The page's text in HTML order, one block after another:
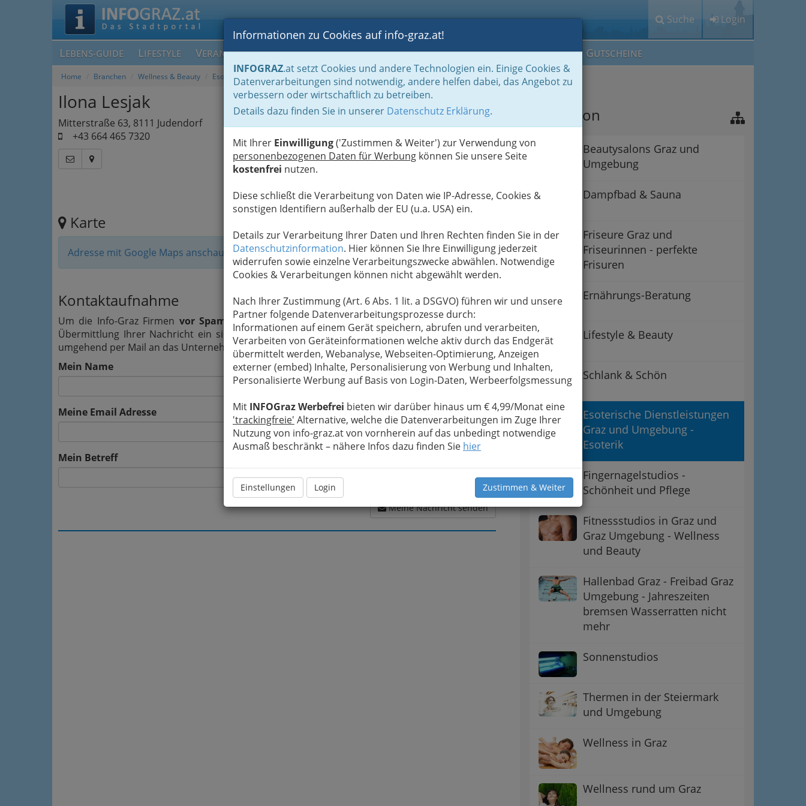
Suche Login
LEBENS-GUIDE LIFESTYLE VERANSTALTUNGEN BLOGS FOTOS GASTRONOMIE BRANCHEN MEIN IG GUTSCHEINE
Informationen zu Cookies auf info-graz.at!
INFOGRAZ.at setzt Cookies und andere Technologien ein. Einige Cookies &
Datenverarbeitungen sind notwendig, andere helfen dabei, das Angebot zu
verbessern oder wirtschaftlich zu betreiben.
Details dazu finden Sie in unserer Datenschutz Erklärung.
Mit Ihrer Einwilligung('Zustimmen & Weiter') zur Verwendung von
personenbezogenen Daten für Werbung können Sie unsere Seite
kostenfrei nutzen.
Diese schließt die Verarbeitung von Daten wie IP-Adresse, Cookies &
sonstigen Identifiern außerhalb der EU (u.a. USA) ein.
Details zur Verarbeitung Ihrer Daten und Ihren Rechten finden Sie in der
Datenschutzinformation. Hier können Sie Ihre Einwilligung jederzeit
widerrufen sowie einzelne Verarbeitungszwecke abwählen. Notwendige
Cookies & Verarbeitungen können nicht abgewählt werden.
Nach Ihrer Zustimmung (Art. 6 Abs. 1 lit. a DSGVO) führen wir und unsere
Partner folgende Datenverarbeitungsprozesse durch:
Informationen auf einem Gerät speichern, abrufen und verarbeiten,
Verarbeiten von Geräteinformationen welche aktiv durch das Endgerät
übermittelt werden, Webanalyse, Webseiten-Optimierung, Anzeigen
externer (embed) Inhalte, Personalisierung von Werbung und Inhalten,
Personalisierte Werbung auf Basis von Login-Daten, Werbeerfolgsmessung
Mit INFOGraz Werbefrei bieten wir darüber hinaus um € 4,99/Monat eine
'trackingfreie' Alternative, welche die Datenverarbeitungen im Zuge Ihrer
Nutzung von info-graz.at von vornherein auf das unbedingt notwendige
Ausmaß beschränkt – nähere Infos dazu finden Sie hier
Einstellungen Login Zustimmen & Weiter
Home Branchen Wellness & Beauty Esoterische Dienstleistungen Graz und Umgebung - Esoterik
Ilona Lesjak
Mitterstraße 63, 8111 Judendorf
+43 664 465 7320
Karte
Adresse mit Google Maps anschauen
Kontaktaufnahme
Um die Info-Graz Firmen vor Spam-Mails zu bewahren, verwenden wir an dieser Stelle zur
Übermittlung Ihrer Nachricht ein sicheres Formular. Ihre Nachricht wird nach dem Absenden
umgehend per Mail an das Unternehmen Ilona Lesjak weitergeleitet.
Mein Name
Meine Email Adresse
Mein Betreff
Meine Nachricht
Meine Nachricht senden
Navigation
Beautysalons Graz und
Umgebung
Dampfbad & Sauna
Friseure Graz und
Friseurinnen - perfekte
Frisuren
Ernährungs-Beratung
Lifestyle & Beauty
Schlank & Schön
Esoterische Dienstleistungen
Graz und Umgebung -
Esoterik
Fingernagelstudios -
Schönheit und Pflege
Fitnessstudios in Graz und
Graz Umgebung - Wellness
und Beauty
Hallenbad Graz - Freibad Graz
Umgebung - Jahreszeiten
bremsen Wasserratten nicht
mehr
Sonnenstudios
Thermen in der Steiermark
und Umgebung
Wellness in Graz
Wellness rund um Graz